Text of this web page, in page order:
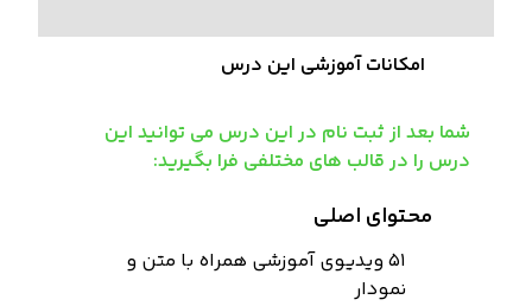
امکانات آموزشی این درس
شما بعد از ثبت نام در این درس می توانید این
درس را در قالب های مختلفی فرا بگیرید:
محتوای اصلی
51 ویدیوی آموزشی همراه با متن و
نمودار